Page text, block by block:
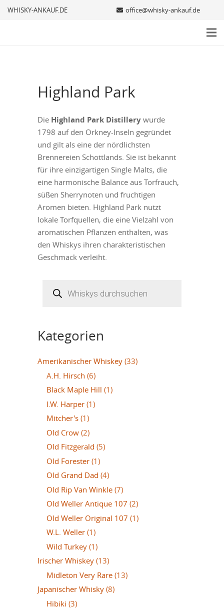
WHISKY-ANKAUF.DE office@whisky-ankauf.de
Highland Park
Die Highland Park Distillery wurde
1798 auf den Orkney-Inseln gegründet
und gilt als eine der nördlichsten
Brennereien Schottlands. Sie ist bekannt
für ihre einzigartigen Single Malts, die
eine harmonische Balance aus Torfrauch,
süßen Sherrynoten und fruchtigen
Aromen bieten. Highland Park nutzt
lokale Torfquellen, die eine Vielzahl von
aromatischen Pflanzen enthalten, was
den Whiskys ihren charakteristischen
Geschmack verleiht.
search
Kategorien
Amerikanischer Whiskey (33)
A.H. Hirsch (6)
Black Maple Hill (1)
I.W. Harper (1)
Mitcher's (1)
Old Crow (2)
Old Fitzgerald (5)
Old Forester (1)
Old Grand Dad (4)
Old Rip Van Winkle (7)
Old Weller Antique 107 (2)
Old Weller Original 107 (1)
W.L. Weller (1)
Wild Turkey (1)
Irischer Whiskey (13)
Midleton Very Rare (13)
Japanischer Whisky (8)
Hibiki (3)